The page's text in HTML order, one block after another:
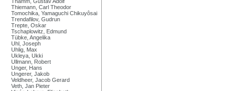
Thiemann, Carl Theodor
Tomochika, Yamaguchi Chikuyôsai
Trendafilov, Gudrun
Trepte, Oskar
Tschaplowitz, Edmund
Tübke, Angelika
Uhl, Joseph
Uhlig, Max
Ukleya, Ukki
Ullmann, Robert
Unger, Hans
Ungerer, Jakob
Veldheer, Jacob Gerard
Veth, Jan Pieter